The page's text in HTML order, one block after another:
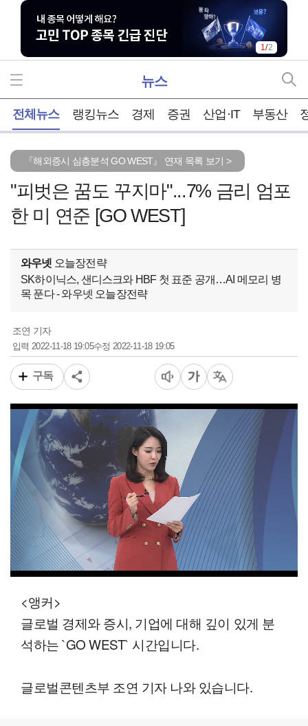
1/2
뉴스
전체뉴스 랭킹뉴스 경제 증권 산업·IT 부동산
『해외증시 심층분석 GO WEST』 연재 목록 보기 >
"피벗은 꿈도 꾸지마"...7% 금리 엄포
한 미 연준 [GO WEST]
와우넷 오늘장전략
SK하이닉스, 샌디스크와 HBF 첫 표준 공개…AI 메모리 병
목 푼다 - 와우넷 오늘장전략
조연 기자
입력 2022-11-18 19:05수정 2022-11-18 19:05
구독
<앵커>
글로벌 경제와 증시, 기업에 대해 깊이 있게 분
석하는 `GO WEST` 시간입니다.
글로벌콘텐츠부 조연 기자 나와 있습니다.